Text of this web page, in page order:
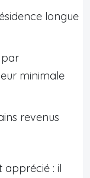
longue
par
minimale
revenus
apprécié : il